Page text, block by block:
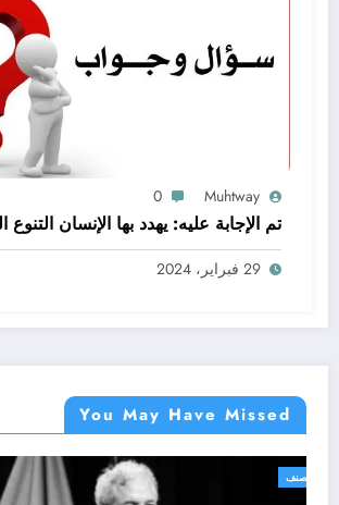
Muhtway
0
تم الإجابة عليه: يهدد بها الإنسان التنوع
29 فبراير، 2024
You May Have Missed
غير مصنف